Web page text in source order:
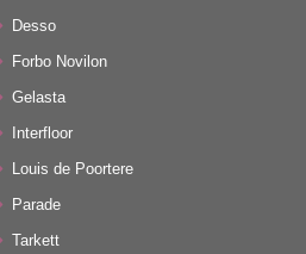
Desso
Forbo Novilon
Gelasta
Interfloor
Louis de Poortere
Parade
Tarkett